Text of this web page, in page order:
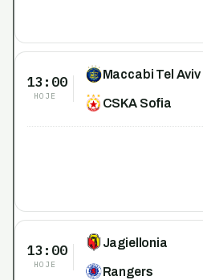
13:00
HOJE
Maccabi Tel Aviv
CSKA Sofia
13:00
HOJE
Jagiellonia
Rangers